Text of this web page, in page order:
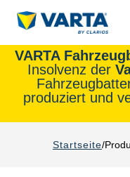
VARTA
Insolvenz der
produziert und
Startseite